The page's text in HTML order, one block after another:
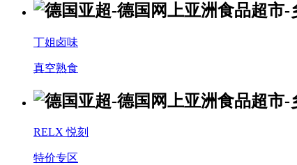
丁姐卤味
真空熟食
RELX 悦刻
特价专区